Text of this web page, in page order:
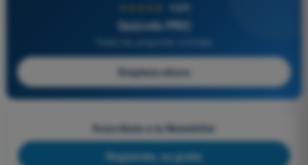
4,6/5
Quizvds PRO
Empieza ahora
Suscríbete a la Newsletter
Regístrate, es gratis